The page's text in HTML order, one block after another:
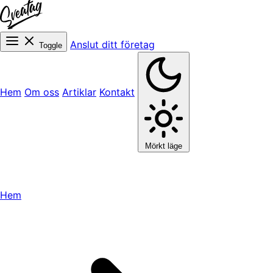
Toggle Anslut ditt företag
Hem Om oss Artiklar Kontakt
Mörkt läge
Hem